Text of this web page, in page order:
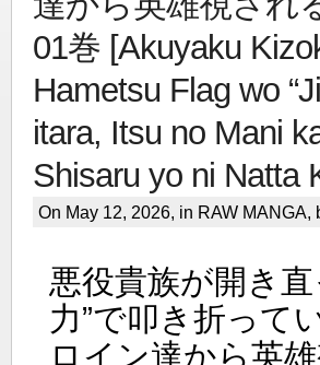
01巻 [Akuyaku
Hametsu Flag wo
itara, Itsu no Mani
Shisaru yo ni Natta
On May 12, 2026, in RAW MANGA,
悪役貴族が開き
力”で叩き折って
ロイン達から英